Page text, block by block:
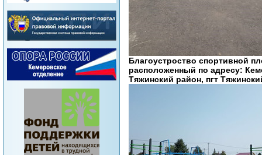
Благоустроство спортивной
расположенный по адресу:
Тяжинский район, пгт